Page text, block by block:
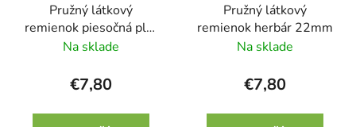
Pružný látkový
remienok piesočná pláž
22mm
Na sklade
€7,80
Pružný látkový
remienok herbár 22mm
Na sklade
€7,80